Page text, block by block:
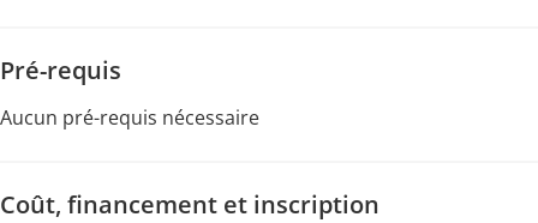
Pré-requis
Aucun pré-requis nécessaire
Coût, financement et inscription